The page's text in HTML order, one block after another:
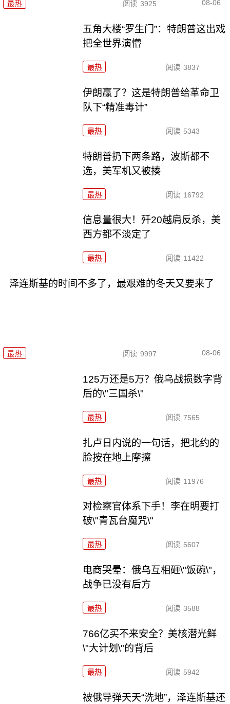
最热 阅读 3925 08-06
五角大楼“罗生门”：特朗普这出戏
把全世界演懵
最热 阅读 3837
伊朗赢了？这是特朗普给革命卫
队下“精准毒计”
最热 阅读 5343
特朗普扔下两条路，波斯都不
选，美军机又被揍
最热 阅读 16792
信息量很大！歼20越肩反杀，美
西方都不淡定了
最热 阅读 11422
泽连斯基的时间不多了，最艰难的冬天又要来了
最热 阅读 9997 08-06
125万还是5万？俄乌战损数字背
后的\"三国杀\"
最热 阅读 7565
扎卢日内说的一句话，把北约的
脸按在地上摩擦
最热 阅读 11976
对检察官体系下手！李在明要打
破\"青瓦台魔咒\"
最热 阅读 5607
电商哭晕：俄乌互相砸\"饭碗\"，
战争已没有后方
最热 阅读 3588
766亿买不来安全？美核潜光鲜
\"大计划\"的背后
最热 阅读 5942
被俄导弹天天“洗地”，泽连斯基还